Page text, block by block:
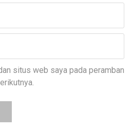
situs web saya pada peramban